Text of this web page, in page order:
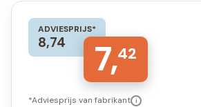
ADVIESPRIJS*
8,74 7,42
*Adviesprijs van fabrikant i